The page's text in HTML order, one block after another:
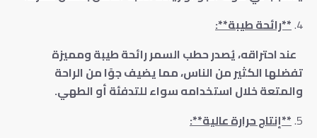
**رائحة طيبة**:
عند احتراقه، يُصدر حطب السمر رائحة طيبة ومميزة
تفضلها الكثير من الناس، مما يضيف جوًا من الراحة
والمتعة خلال استخدامه سواء للتدفئة أو الطهي.
**إنتاج حرارة عالية**: